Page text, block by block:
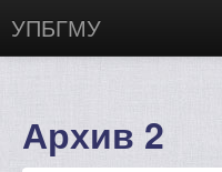
УПБГМУ
English ‎(en)‎
Архив 2